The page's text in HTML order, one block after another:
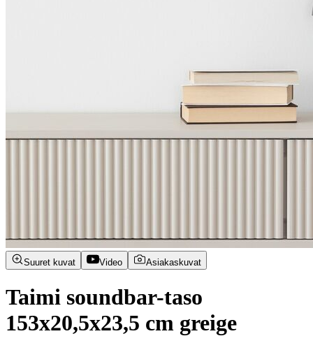
Suuret kuvat Video Asiakaskuvat
Taimi soundbar-taso
153x20,5x23,5 cm greige